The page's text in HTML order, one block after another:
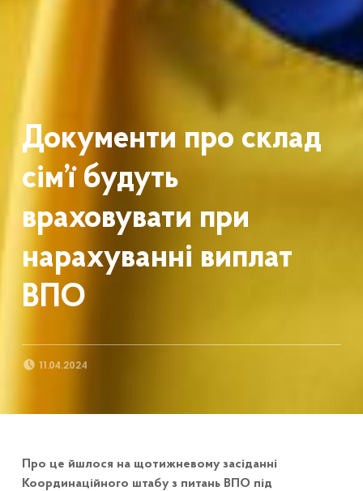
Документи про склад
сім’ї будуть
враховувати при
нарахуванні виплат
ВПО
11.04.2024
Про це йшлося на щотижневому засіданні
Координаційного штабу з питань ВПО під